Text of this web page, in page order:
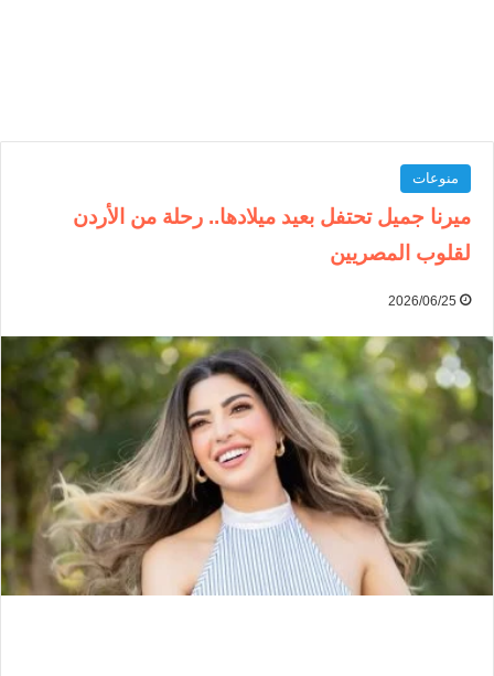
منوعات
ميرنا جميل تحتفل بعيد ميلادها.. رحلة من الأردن
لقلوب المصريين
2026/06/25